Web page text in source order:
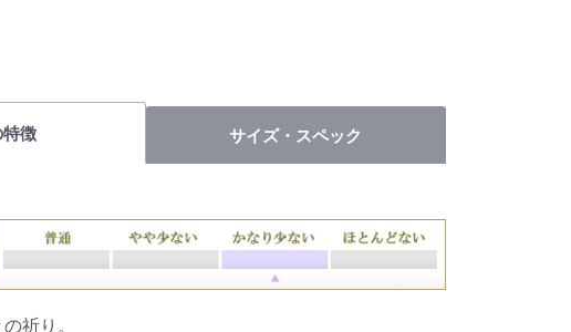
徴 サイズ・スペック
祈り。